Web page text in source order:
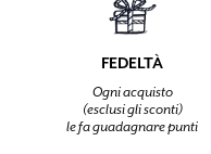
FEDELTÀ
Ogni acquisto
(esclusi gli sconti)
le fa guadagnare punti